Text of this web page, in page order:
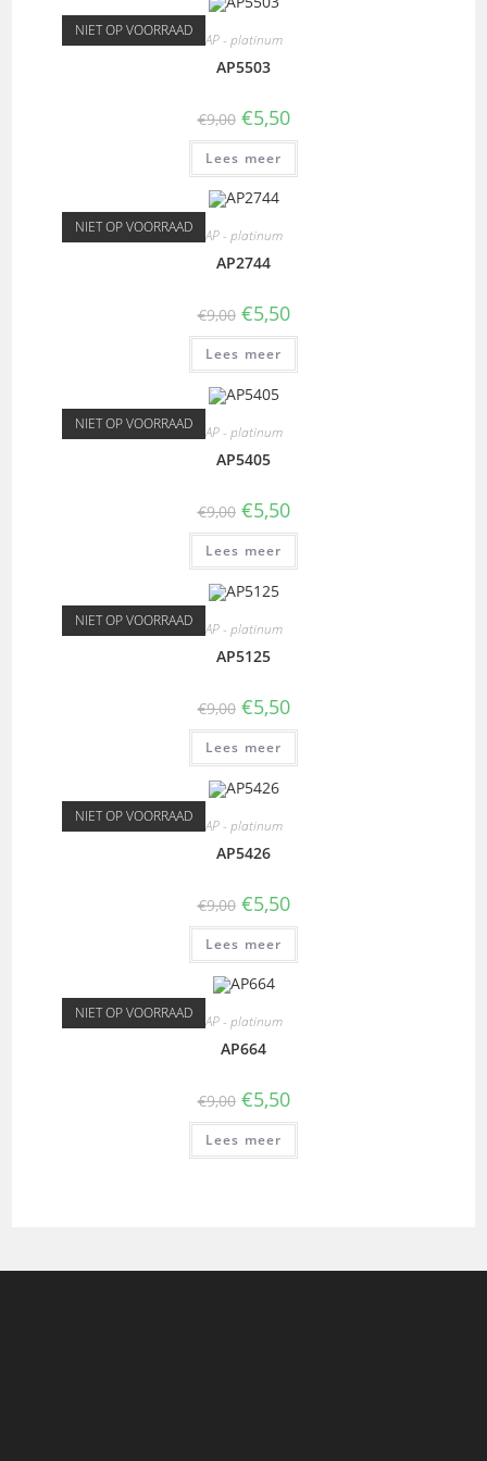
NIET OP VOORRAAD AP - platinum
AP5503
€9,00 €5,50
Lees meer
NIET OP VOORRAAD AP - platinum
AP2744
€9,00 €5,50
Lees meer
NIET OP VOORRAAD AP - platinum
AP5405
€9,00 €5,50
Lees meer
NIET OP VOORRAAD AP - platinum
AP5125
€9,00 €5,50
Lees meer
NIET OP VOORRAAD AP - platinum
AP5426
€9,00 €5,50
Lees meer
NIET OP VOORRAAD AP - platinum
AP664
€9,00 €5,50
Lees meer